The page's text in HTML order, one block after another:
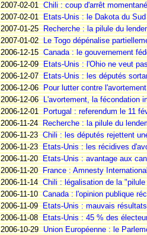
2007-02-01Chili : coup d'arrêt
2007-02-01Etats-Unis : le Dakota du
2007-01-25Recherche : la pilule du
2007-01-02Le Togo dépénalise
2006-12-15Canada : le gouvernement
2006-12-09Etats-Unis : l'Ohio ne veut
2006-12-07Etats-Unis : les députés
2006-12-06Pour lutter contre
2006-12-06L'avortement, la fécondation
2006-12-01Portugal : referendum le 11
2006-11-24Recherche : la pilule du
2006-11-23Chili : les députés rejettent
2006-11-23Etats-Unis : les récidives
2006-11-20Etats-Unis : avantage aux
2006-11-20France : Amnesty
2006-11-14Chili : légalisation de la
2006-11-10Canada : l'opinion publique
2006-11-09Etats-Unis : mauvais
2006-11-08Etats-Unis : 45 % des
2006-10-29Union Européenne : le